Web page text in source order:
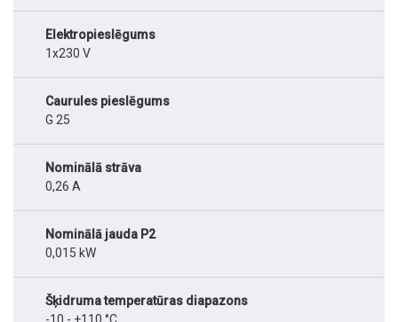
Elektropieslēgums
1x230 V
Caurules pieslēgums
G 25
Nominālā strāva
0,26 A
Nominālā jauda P2
0,015 kW
Šķidruma temperatūras diapazons